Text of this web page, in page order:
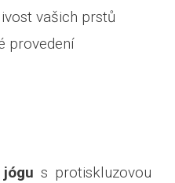
vašich prstů
provedení
s protiskluzovou